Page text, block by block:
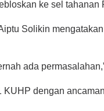
ke sel tahanan
Solikin
ada
KUHP dengan